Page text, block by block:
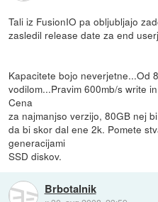
Tali iz FusionIO pa obljubljajo
zasledil release date za end
Kapacitete bojo neverjetne...Od
vodilom...Pravim 600mb/s write
Cena
za najmanjso verzijo, 80GB nej
da bi skor dal ene 2k. Pomete
generacijami
SSD diskov.
Brbotalnik